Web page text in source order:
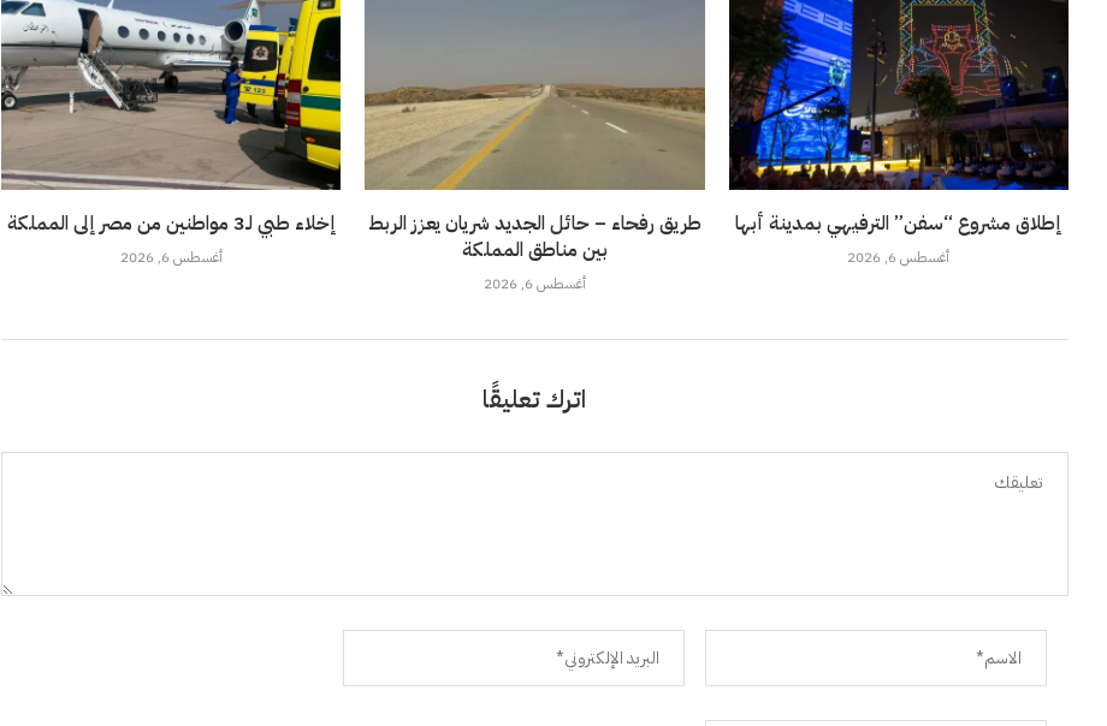
إخلاء طبي لـ3 مواطنين من مصر إلى المملكة
أغسطس 6, 2026
طريق رفحاء – حائل الجديد شريان يعزز الربط
بين مناطق المملكة
أغسطس 6, 2026
إطلاق مشروع “سفن” الترفيهي بمدينة أبها
أغسطس 6, 2026
اترك تعليقًا